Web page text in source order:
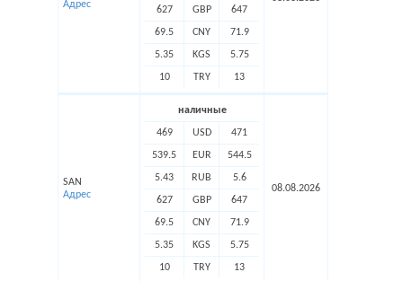
Адрес 627 GBP 647
69.5 CNY 71.9
5.35 KGS 5.75
10 TRY 13
SAN
Адрес
наличные
469 USD 471
539.5 EUR 544.5
5.43 RUB 5.6
627 GBP 647
69.5 CNY 71.9
5.35 KGS 5.75
10 TRY 13
08.08.2026